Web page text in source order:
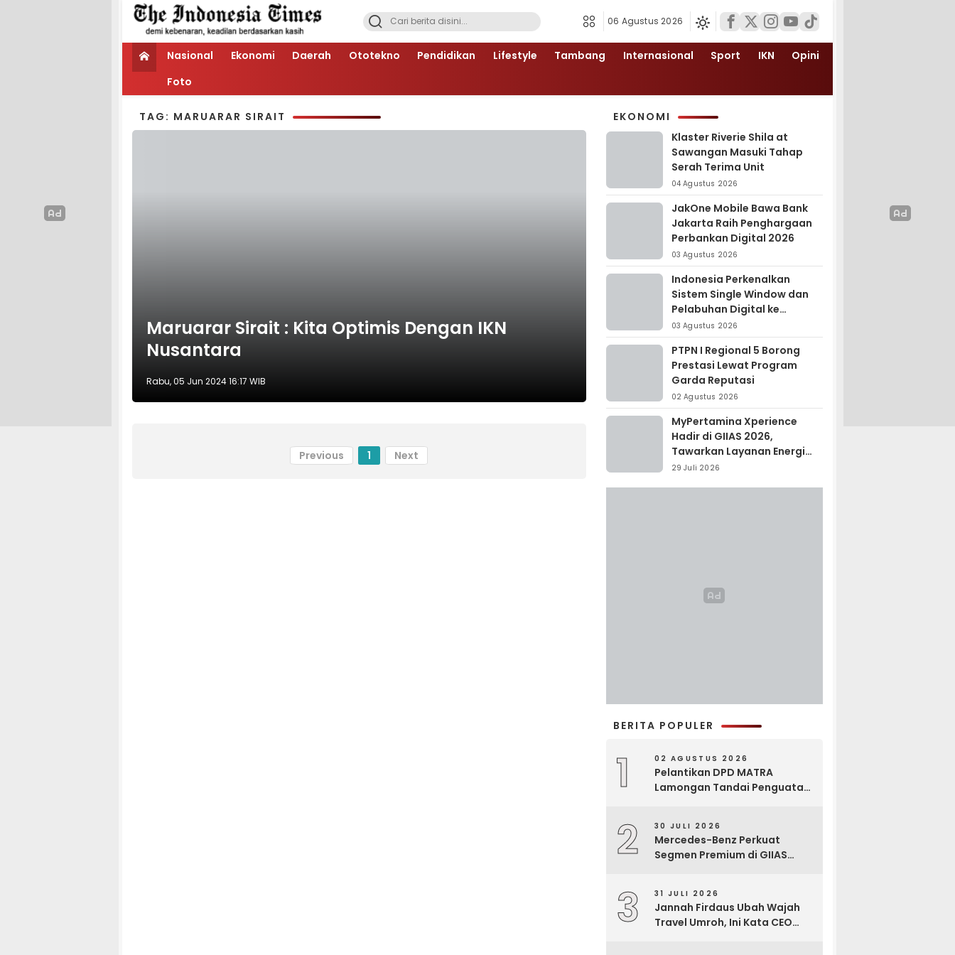
06 Agustus 2026
Nasional Ekonomi Daerah Ototekno Pendidikan Lifestyle Tambang Internasional Sport IKN
Opini
Foto
TAG: MARUARAR SIRAIT
Maruarar Sirait : Kita Optimis Dengan IKN
Nusantara
Rabu, 05 Jun 2024 16:17 WIB
Previous 1 Next
EKONOMI
Klaster Riverie Shila at
Sawangan Masuki Tahap
Serah Terima Unit
04 Agustus 2026
JakOne Mobile Bawa Bank
Jakarta Raih Penghargaan
Perbankan Digital 2026
03 Agustus 2026
Indonesia Perkenalkan
Sistem Single Window dan
Pelabuhan Digital ke
Madagaskar
03 Agustus 2026
PTPN I Regional 5 Borong
Prestasi Lewat Program
Garda Reputasi
02 Agustus 2026
MyPertamina Xperience
Hadir di GIIAS 2026,
Tawarkan Layanan Energi
Terintegrasi
29 Juli 2026
BERITA POPULER
1 02 AGUSTUS 2026
Pelantikan DPD MATRA
Lamongan Tandai Penguatan
2 30 JULI 2026
Mercedes-Benz Perkuat
Segmen Premium di GIIAS
3 31 JULI 2026
Jannah Firdaus Ubah Wajah
Travel Umroh, Ini Kata CEO